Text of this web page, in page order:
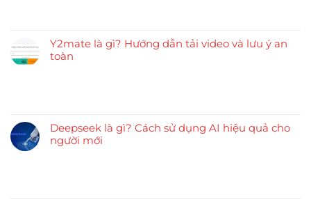
Y2mate là gì? Hướng dẫn tải video và lưu ý an
toàn
Deepseek là gì? Cách sử dụng AI hiệu quả cho
người mới